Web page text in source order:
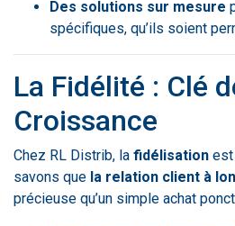
Des solutions sur mesure
spécifiques, qu’ils soient
La Fidélité : Clé
Croissance
Chez RL Distrib, la fidélisation est
savons que la relation client à
précieuse qu’un simple achat